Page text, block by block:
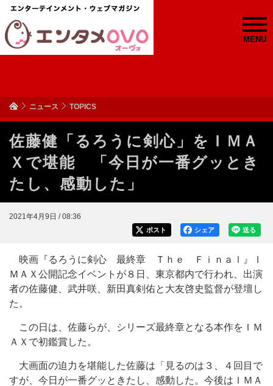
MENU
ニュース TOPICS
佐藤健「るろうに剣心」をＩＭＡ
Ｘで堪能 「今日が一番グッとき
たし、感動した」
2021年4月9日 / 08:36
送る
シェア
ポスト
映画『るろうに剣心 最終章 Ｔｈｅ Ｆｉｎａｌ』Ｉ
ＭＡＸ公開記念イベントが８日、東京都内で行われ、出演
者の佐藤健、武井咲、新田真剣佑と大友啓史監督が登壇し
た。
この日は、佐藤らが、シリーズ最終章となる本作をＩＭ
ＡＸで初鑑賞した。
大画面の迫力を堪能した佐藤は「見るのは３、４回目で
すが、今日が一番グッときたし、感動した。今後はＩＭＡ